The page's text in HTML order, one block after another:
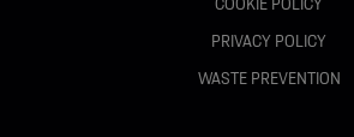
Spoiler de acoperiș cu al treilea stop
PRIVACY POLICY
WASTE PREVENTION